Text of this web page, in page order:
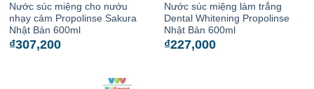
Nước súc miệng cho nướu
nhạy cảm Propolinse Sakura
Nhật Bản 600ml
₫307,200
Nước súc miệng làm trắng
Dental Whitening Propolinse
Nhật Bản 600ml
₫227,000